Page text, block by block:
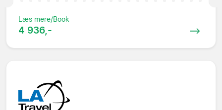
Læs mere/Book
4 936,-